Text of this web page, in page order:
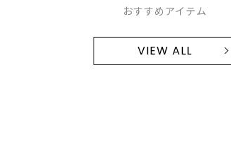
おすすめアイテム
VIEW ALL